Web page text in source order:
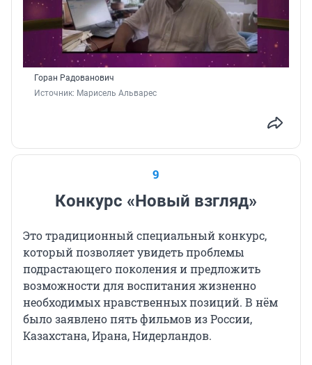
Горан Радованович
Источник: Марисель Альварес
9
Конкурс «Новый взгляд»
Это традиционный специальный конкурс,
который позволяет увидеть проблемы
подрастающего поколения и предложить
возможности для воспитания жизненно
необходимых нравственных позиций. В нём
было заявлено пять фильмов из России,
Казахстана, Ирана, Нидерландов.